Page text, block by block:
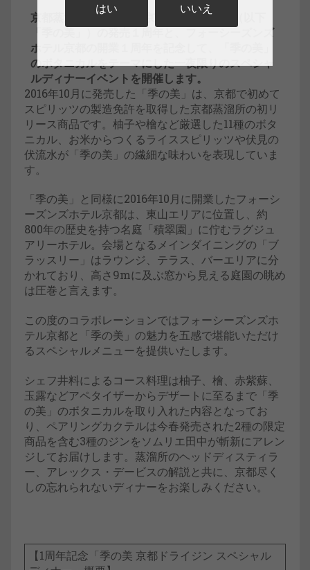
京都蒸溜所の『季の美 京都ドライジン』（以下
「季の美」）の発売１周年と、フォーシーズンズ
ホテル京都の開業１周年
のボタニカルをテーマにした一夜限りのスペシャ
ルディナーイベントを開催します。
2016年10月に発売した「季の美」は、京都で初めて
スピリッツの製造免許を取得した京都蒸溜所の初リ
リース商品です。柚子や檜など厳選した11種のボタ
ニカル、お米からつくるライススピリッツや伏見の
伏流水が「季の美」の繊細な味わいを表現していま
す。
「季の美」と同様に2016年10月に開業したフォーシ
ーズンズホテル京都は、東山エリアに位置し、約
800年の歴史を持つ名庭「積翠園」に佇むラグジュ
アリーホテル。会場となるメインダイニングの「ブ
ラッスリー」はラウンジ、テラス、バーエリアに分
かれており、高さ9mに及ぶ窓から見える庭園の眺め
は圧巻と言えます。
この度のコラボレーションではフォーシーズンズホ
テル京都と「季の美」の魅力を五感で堪能いただけ
るスペシャルメニューを提供いたします。
シェフ井料によるコース料理は柚子、檜、赤紫蘇、
玉露などアペタイザーからデザートに至るまで「季
の美」のボタニカルを取り入れた内容となってお
り、ペアリングカクテルは今春発売された2種の限定
商品を含む3種のジンをソムリエ田中が斬新にアレン
ジしてお届けします。蒸溜所のヘッドディスティラ
ー、アレックス・デービスの解説と共に、京都尽く
しの忘れられないディナーをお楽しみください。
【1周年記念「季の美 京都ドライジン スペシャル
はい いいえ